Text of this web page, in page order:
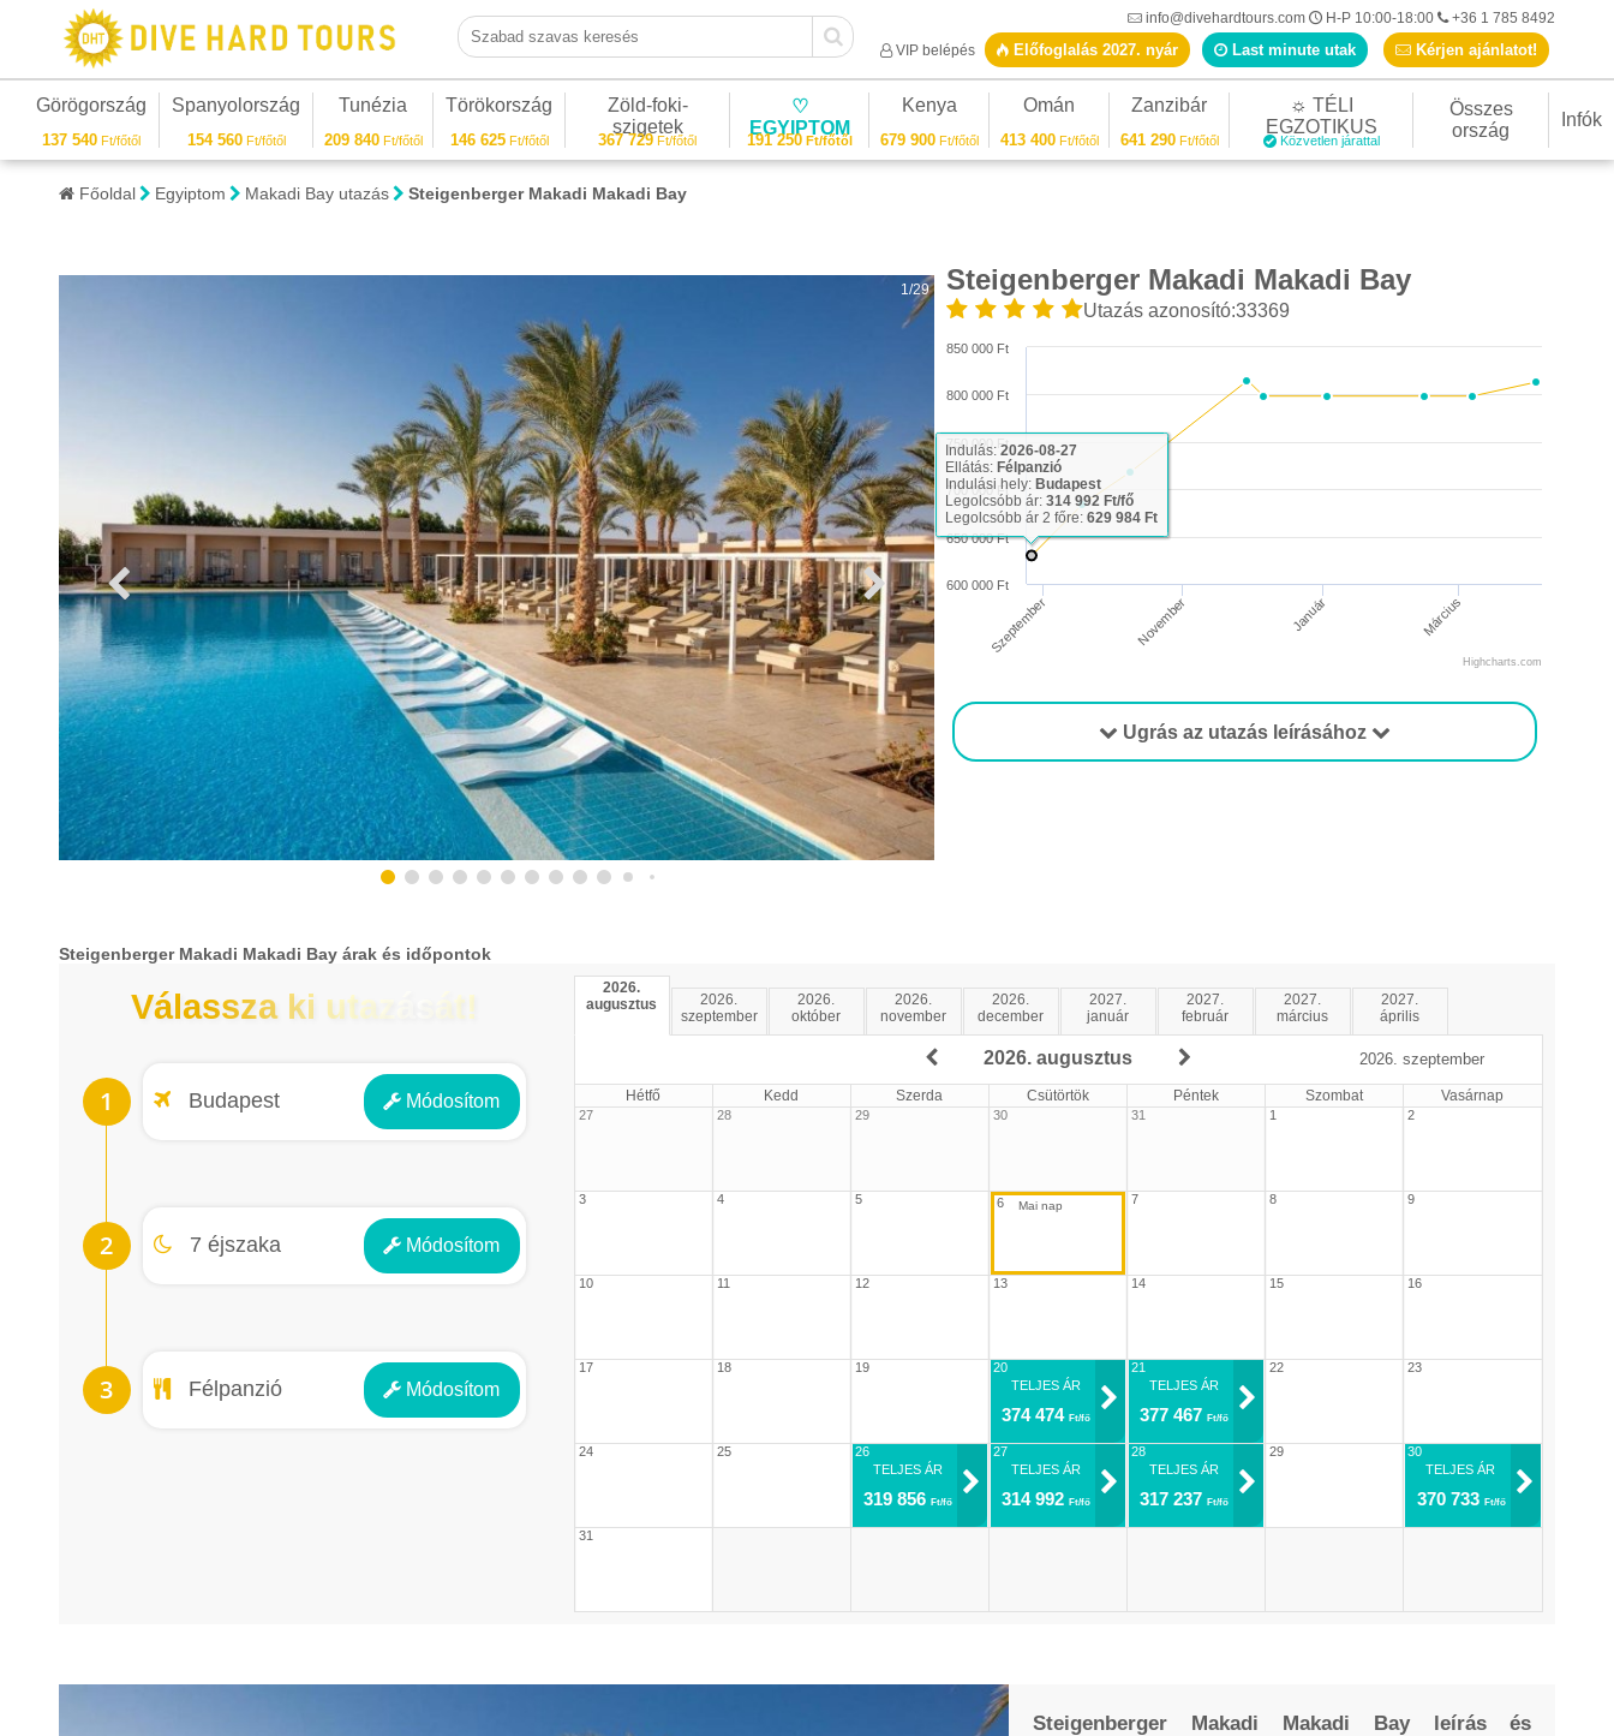
Szabad szavas keresés
info@divehardtours.com H-P 10:00-18:00
+36 1 785 8492
VIP belépés
Előfoglalás 2027. nyár Last minute utak Kérjen ajánlatot!
Görögország
137 540 Ft/főtől
Spanyolország
154 560Ft/főtől
Tunézia
209 840Ft/főtől
Törökország
146 625Ft/főtől
Zöld-foki-
szigetek
367 729 Ft/főtől
♡
EGYIPTOM
191 250Ft/főtől
Kenya
679 900Ft/főtől
Omán
413 400Ft/főtől
Zanzibár
641 290Ft/főtől
☼ TÉLI
EGZOTIKUS
Közvetlen járattal
Összes
ország
Infók
Főoldal Egyiptom Makadi Bay utazás Steigenberger Makadi Makadi Bay
Steigenberger Makadi Makadi Bay
Utazás azonosító:33369
Szeptember November Január Március
600 000 Ft
650 000 Ft
700 000 Ft
750 000 Ft
800 000 Ft
850 000 Ft
Highcharts.com
Indulás:2026-08-27
Ellátás: Félpanzió
Indulási hely: Budapest
Legolcsóbb ár:314 992 Ft/fő
Legolcsóbb ár 2 főre:629 984 Ft
Ugrás az utazás leírásához
1/29
Steigenberger Makadi Makadi Bay árak és időpontok
Válassza ki utazását!
Budapest Módosítom
Repülőtér
7 éjszaka Módosítom
Éjszakák
Félpanzió Módosítom
Ellátás
2026.
augusztus
2026.
szeptember
2026.
október
2026.
november
2026.
december
2027.
január
2027.
február
2027.
március
2027.
április
2026. augusztus 2026. szeptember
Hétfő Kedd Szerda Csütörtök Péntek Szombat Vasárnap
27 28 29 30 31 1 2
3 4 5 6 7 8 9
10 11 12 13 14 15 16
17 18 19
20
TELJES ÁR
374 474Ft/fő
21
TELJES ÁR
377 467Ft/fő
22 23
24 25
26
TELJES ÁR
319 856Ft/fő
27
TELJES ÁR
314 992Ft/fő
28
TELJES ÁR
317 237Ft/fő
29
30
TELJES ÁR
370 733 Ft/fő
31
Steigenberger Makadi Makadi Bay leírás és